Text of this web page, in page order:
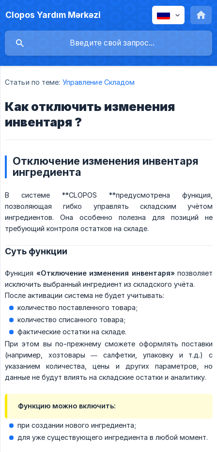
Clopos Yardım Mərkəzi
Статьи по теме: Управление Складом
Как отключить изменения
инвентаря ?
Отключение изменения инвентаря
ингредиента
В системе **CLOPOS **предусмотрена функция,
позволяющая гибко управлять складским учётом
ингредиентов. Она особенно полезна для позиций не
требующий контроля остатков на складе.
Суть функции
Функция «Отключение изменения инвентаря»позволяет
исключить выбранный ингредиент из складского учёта.
После активации система не будет учитывать:
количество поставленного товара;
количество списанного товара;
фактические остатки на складе.
При этом вы по-прежнему сможете оформлять поставки
(например, хозтовары — салфетки, упаковку и т.д.) с
указанием количества, цены и других параметров, но
данные не будут влиять на складские остатки и аналитику.
Функцию можно включить:
при создании нового ингредиента;
для уже существующего ингредиента в любой момент.